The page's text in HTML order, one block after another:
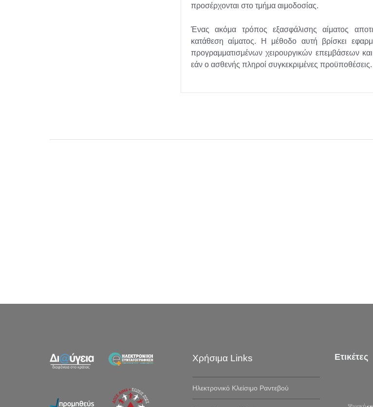
προσέρχονται στο τμήμα αιμοδοσίας.
Ένας ακόμα τρόπος εξασφάλισης αίματος
κατάθεση αίματος. Η μέθοδο αυτή βρίσκει
προγραμματισμένων χειρουργικών επεμβάσεων
εάν ο ασθενής πληροί συγκεκριμένες προϋποθέσεις.
Χρήσιμα Links
Ηλεκτρονικό Κλείσιμο Ραντεβού
Ετικέτες